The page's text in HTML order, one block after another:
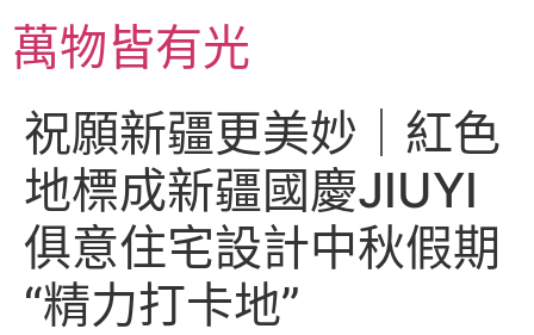
主萬物皆有光
祝願新疆更美妙｜紅色
地標成新疆國慶JIUYI
俱意住宅設計中秋假期
“精力打卡地”